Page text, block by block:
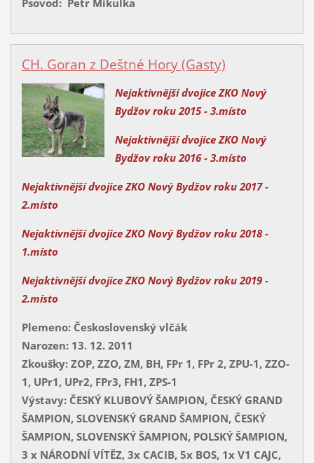
Psovod: Petr Mikulka
CH. Goran z Deštné Hory (Gasty)
Nejaktivnější dvojice ZKO Nový
Bydžov roku 2015 - 3.místo
Nejaktivnější dvojice ZKO Nový
Bydžov roku 2016- 3.místo
Nejaktivnější dvojice ZKO Nový Bydžov roku 2017-
2.místo
Nejaktivnější dvojice ZKO Nový Bydžov roku 2018-
1.místo
Nejaktivnější dvojice ZKO Nový Bydžov roku 2019 -
2.místo
Plemeno: Československý vlčák
Narozen: 13. 12. 2011
Zkoušky: ZOP, ZZO, ZM, BH, FPr 1, FPr 2, ZPU-1, ZZO-
1, UPr1, UPr2, FPr3, FH1, ZPS-1
Výstavy: ČESKÝ KLUBOVÝ ŠAMPION, ČESKÝ GRAND
ŠAMPION, SLOVENSKÝ GRAND ŠAMPION, ČESKÝ
ŠAMPION, SLOVENSKÝ ŠAMPION, POLSKÝ ŠAMPION,
3 x NÁRODNÍ VÍTĚZ, 3x CACIB, 5x BOS, 1x V1 CAJC,